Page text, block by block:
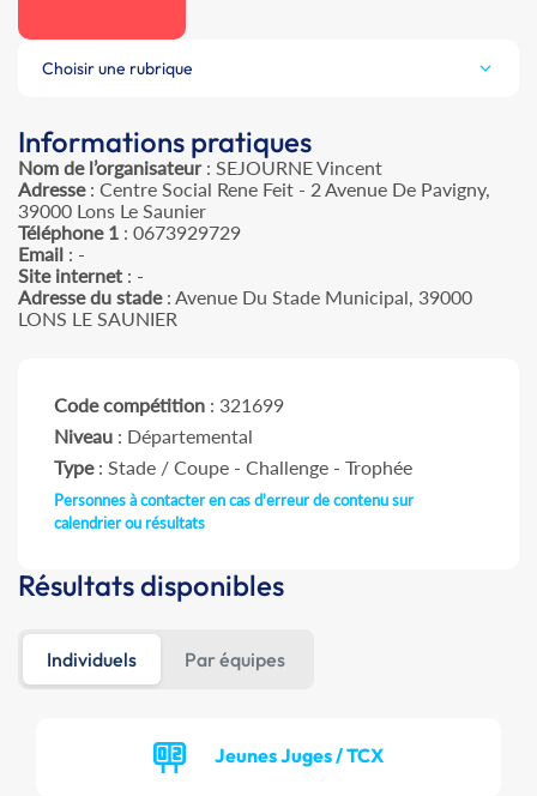
Choisir une rubrique
Informations pratiques
Nom de l’organisateur: SEJOURNE Vincent
Adresse: Centre Social Rene Feit - 2 Avenue De Pavigny,
39000 Lons Le Saunier
Téléphone 1 : 0673929729
Email : -
Site internet : -
Adresse du stade: Avenue Du Stade Municipal, 39000
LONS LE SAUNIER
Code compétition : 321699
Niveau : Départemental
Type: Stade / Coupe - Challenge - Trophée
Personnes à contacter en cas d'erreur de contenu sur
calendrier ou résultats
Résultats disponibles
Individuels Par équipes
Jeunes Juges / TCX